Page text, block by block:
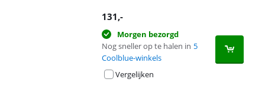
131,-
Morgen bezorgd
Nog sneller op te halen in 5
Coolblue-winkels
Vergelijken